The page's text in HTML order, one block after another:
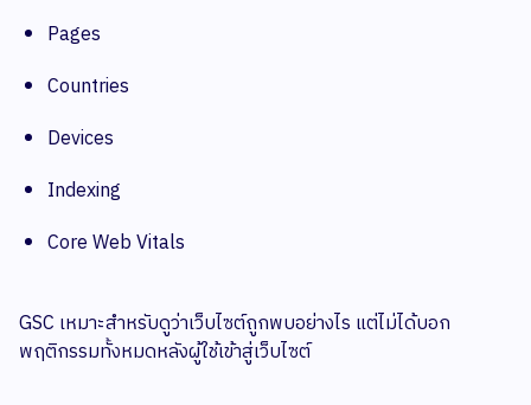
Pages
Countries
Devices
Indexing
Core Web Vitals
GSC เหมาะสำหรับดูว่าเว็บไซต์ถูกพบอย่างไร แต่ไม่ได้บอก
พฤติกรรมทั้งหมดหลังผู้ใช้เข้าสู่เว็บไซต์